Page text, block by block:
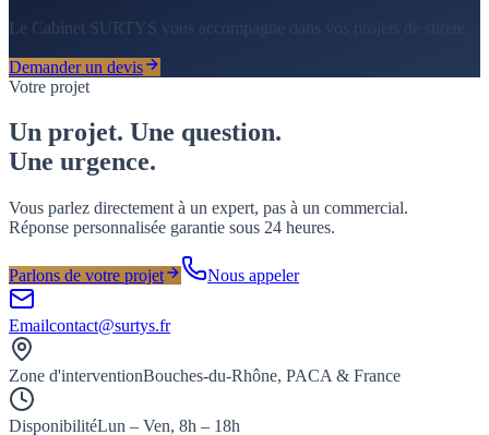
Le Cabinet SURTYS vous accompagne dans vos projets de surete.
Demander un devis
Votre projet
Un projet. Une question.
Une urgence.
Vous parlez directement à un expert, pas à un commercial.
Réponse personnalisée garantie sous 24 heures.
Parlons de votre projet Nous appeler
Emailcontact@surtys.fr
Zone d'interventionBouches-du-Rhône, PACA & France
DisponibilitéLun – Ven, 8h – 18h